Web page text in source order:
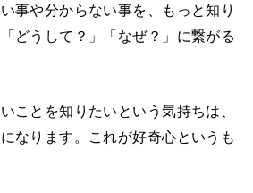
事や分からない事を、もっと知り
どうして？」「なぜ？」に繋がる
ことを知りたいという気持ちは、
なります。これが好奇心というも